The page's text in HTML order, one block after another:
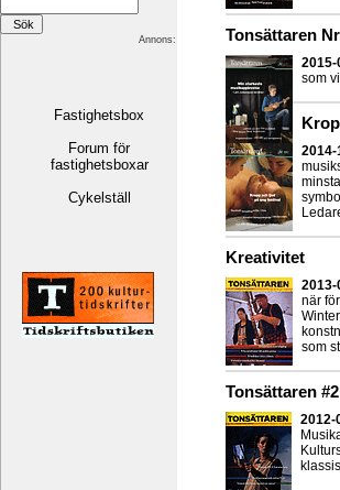
Tonsättaren
2015-
som
2014-
Kreativitet
2013-
när
som
Tonsättaren
2012-
Annons:
Fastighetsbox
Forum för
fastighetsboxar
Cykelställ